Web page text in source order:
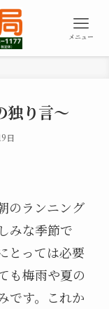
メニュー
独り言～
日
のランニング
みな季節で
とっては必要
も梅雨や夏の
です。これか